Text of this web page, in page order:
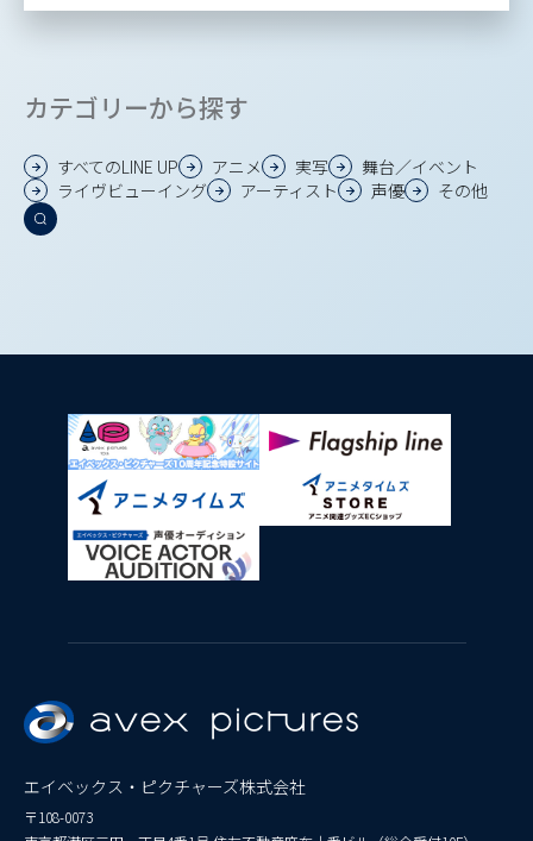
カテゴリーから探す
すべてのLINE UP アニメ 実写
舞台／イベント
ライヴビューイング
アーティスト 声優 その他
エイベックス・ピクチャーズ株式会社
〒108-0073